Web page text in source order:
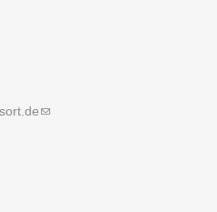
(link sends e-mail)